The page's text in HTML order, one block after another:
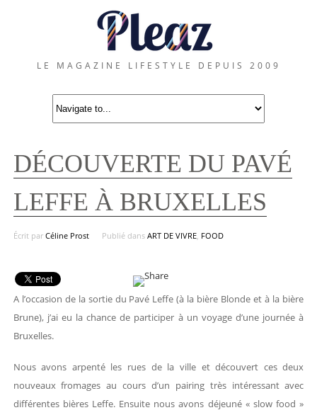
LE MAGAZINE LIFESTYLE DEPUIS 2009
DÉCOUVERTE DU PAVÉ
LEFFE À BRUXELLES
Écrit par Céline Prost Publié dans ART DE VIVRE, FOOD
A l’occasion de la sortie du Pavé Leffe (à la bière Blonde et à la bière
Brune), j’ai eu la chance de participer à un voyage d’une journée à
Bruxelles.
Nous avons arpenté les rues de la ville et découvert ces deux
nouveaux fromages au cours d’un pairing très intéressant avec
différentes bières Leffe. Ensuite nous avons déjeuné « slow food »